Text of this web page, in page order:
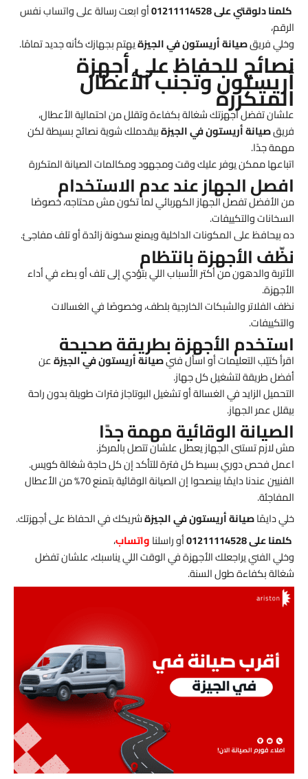
كلمنا دلوقتي على 01211114528
أو ابعت رسالة على واتساب نفس
الرقم،
وخلي فريقصيانة أريستون في الجيزةيهتم بجهازك كأنه جديد تمامًا.
نصائح للحفاظ على أجهزة
أريستون وتجنّب الأعطال
المتكررة
علشان تفضل أجهزتك شغالة بكفاءة وتقلل من احتمالية الأعطال،
فريقصيانة أريستون في الجيزةبيقدملك شوية نصائح بسيطة لكن
مهمة جدًا.
اتباعها ممكن يوفر عليك وقت ومجهود ومكالمات الصيانة المتكررة
افصل الجهاز عند عدم الاستخدام
من الأفضل تفصل الجهاز الكهربائي لما تكون مش محتاجه، خصوصًا
السخانات والتكييفات.
ده بيحافظ على المكونات الداخلية ويمنع سخونة زائدة أو تلف مفاجئ.
نظّف الأجهزة بانتظام
الأتربة والدهون من أكتر الأسباب اللي بتؤدي إلى تلف أو بطء في أداء
الأجهزة.
نظف الفلاتر والشبكات الخارجية بلطف، وخصوصًا في الغسالات
والتكييفات.
استخدم الأجهزة بطريقة صحيحة
اقرأ كتيّب التعليمات أو اسأل فنيصيانة أريستون في الجيزةعن
أفضل طريقة لتشغيل كل جهاز.
التحميل الزايد في الغسالة أو تشغيل البوتاجاز فترات طويلة بدون راحة
بيقلل عمر الجهاز.
الصيانة الوقائية مهمة جدًا
مش لازم تستنى الجهاز يعطل علشان تتصل بالمركز.
اعمل فحص دوري بسيط كل فترة للتأكد إن كل حاجة شغالة كويس.
الفنيين عندنا دايمًا بينصحوا إن الصيانة الوقائية بتمنع 70% من الأعطال
المفاجئة.
خلي دايمًاصيانة أريستون في الجيزةشريكك في الحفاظ على أجهزتك.
كلمنا على 01211114528
أو راسلناواتساب،
وخلي الفني يراجعلك الأجهزة في الوقت اللي يناسبك، علشان تفضل
شغالة بكفاءة طول السنة.